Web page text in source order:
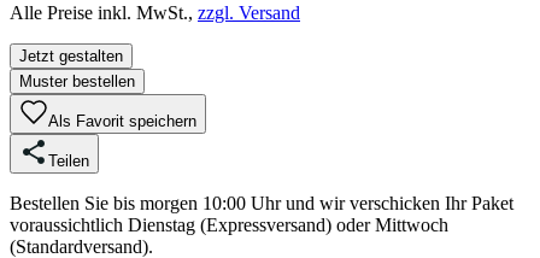
Alle Preise inkl. MwSt., zzgl. Versand
Jetzt gestalten
Muster bestellen
Als Favorit speichern
Teilen
Bestellen Sie bis morgen 10:00 Uhr und wir verschicken Ihr Paket
voraussichtlich Dienstag (Expressversand) oder Mittwoch
(Standardversand).